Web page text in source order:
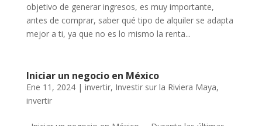
objetivo de generar ingresos, es muy importante,
antes de comprar, saber qué tipo de alquiler se adapta
mejor a ti, ya que no es lo mismo la renta...
Iniciar un negocio en México
Ene 11, 2024| invertir, Investir sur la Riviera Maya,
invertir